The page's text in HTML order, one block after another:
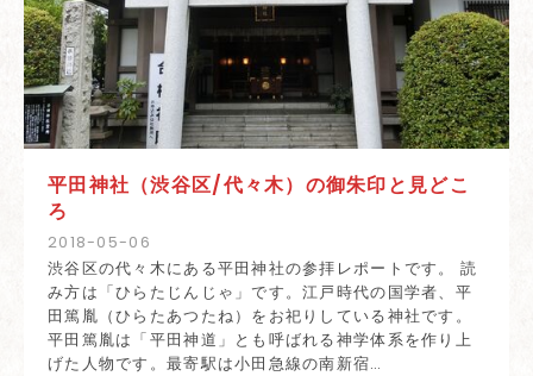
2018-05-06
平田神社（渋谷区/代々木）の御朱印と見どこ
ろ
渋谷区の代々木にある平田神社の参拝レポートです。 読
み方は「ひらたじんじゃ」です。江戸時代の国学者、平
田篤胤（ひらたあつたね）をお祀りしている神社です。
平田篤胤は「平田神道」とも呼ばれる神学体系を作り上
げた人物です。最寄駅は小田急線の南新宿…